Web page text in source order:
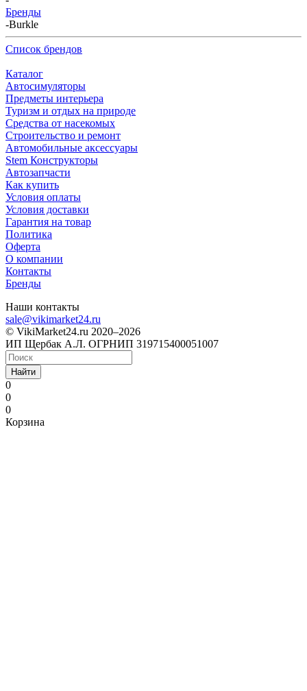
Бренды
-Burkle
Список брендов
Каталог
Автосимуляторы
Предметы интерьера
Туризм и отдых на природе
Средства от насекомых
Строительство и ремонт
Автомобильные аксессуары
Stem Конструкторы
Автозапчасти
Как купить
Условия оплаты
Условия доставки
Гарантия на товар
Политика
Оферта
О компании
Контакты
Бренды
Наши контакты
sale@vikimarket24.ru
© VikiMarket24.ru 2020–2026
ИП Щербак А.Л. ОГРНИП 319715400051007
Найти
0
0
0
Корзина